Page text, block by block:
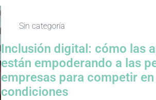
Sin categoría
Inclusión digital: cómo las
están empoderando a las
empresas para competir
condiciones